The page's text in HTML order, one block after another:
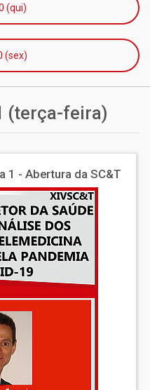
(qui)
(sex)
(terça-feira)
1 - Abertura da SC&T